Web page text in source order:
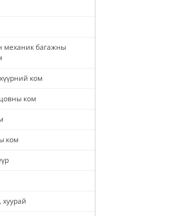
механик багажны
ком
ком
ком